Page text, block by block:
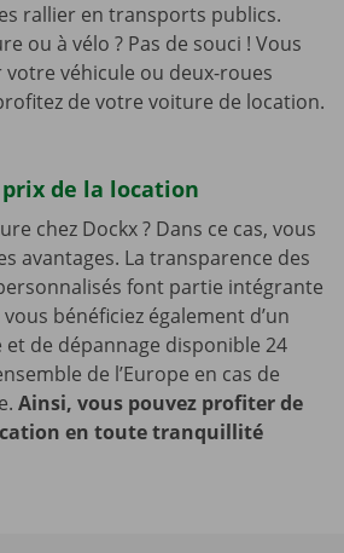
rallier en transports publics.
ou à vélo ? Pas de souci ! Vous
votre véhicule ou deux-roues
de votre voiture de location.
de la location
chez Dockx ? Dans ce cas, vous
avantages. La transparence des
font partie intégrante
bénéficiez également d’un
et de dépannage disponible 24
de l’Europe en cas de
Ainsi, vous pouvez profiter de
en toute tranquillité